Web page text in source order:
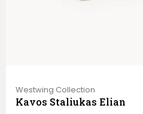
Westwing Collection
Kavos Staliukas Elian